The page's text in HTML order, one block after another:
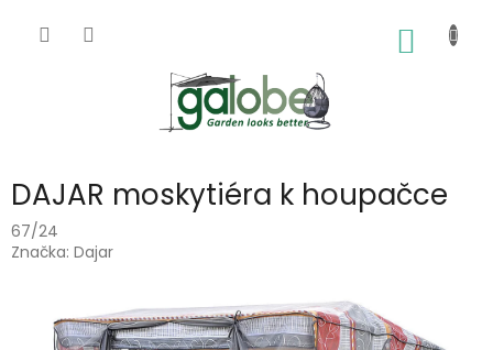
DAJAR moskytiéra k houpačce
67/24
Značka: Dajar